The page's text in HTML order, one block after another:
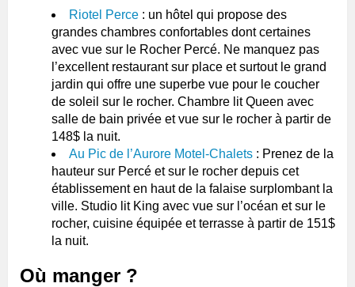
Riotel Perce : un hôtel qui propose des
grandes chambres confortables dont certaines
avec vue sur le Rocher Percé. Ne manquez pas
l’excellent restaurant sur place et surtout le grand
jardin qui offre une superbe vue pour le coucher
de soleil sur le rocher. Chambre lit Queen avec
salle de bain privée et vue sur le rocher à partir de
148$ la nuit.
Au Pic de l’Aurore Motel-Chalets : Prenez de la
hauteur sur Percé et sur le rocher depuis cet
établissement en haut de la falaise surplombant la
ville. Studio lit King avec vue sur l’océan et sur le
rocher, cuisine équipée et terrasse à partir de 151$
la nuit.
Où manger ?